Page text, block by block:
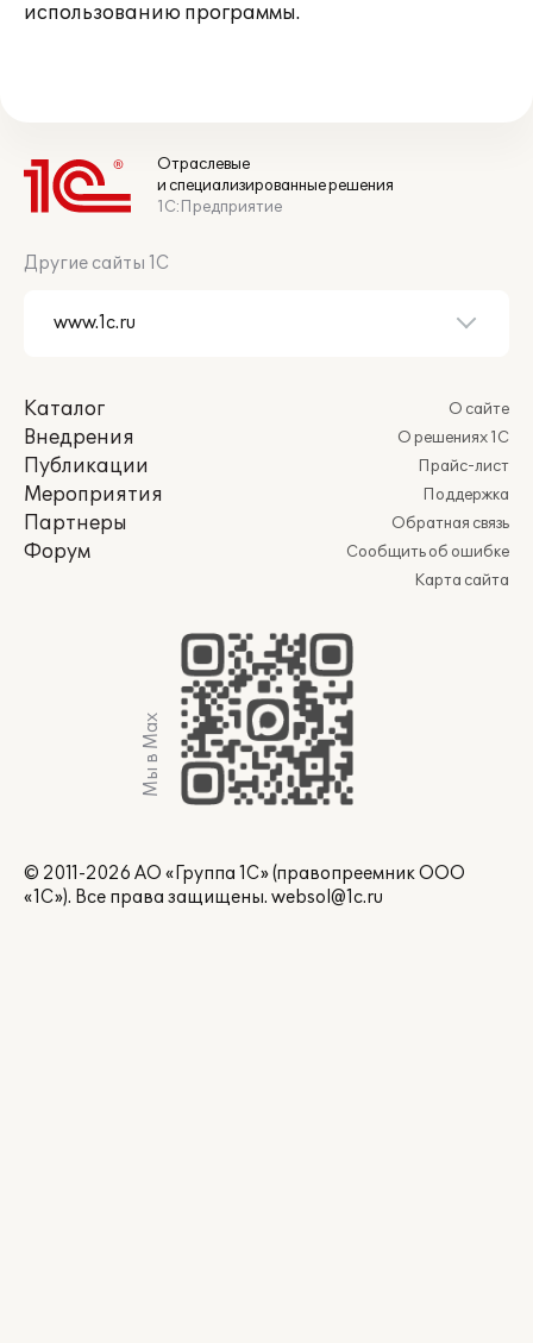
использованию программы.
Отраслевые
и специализированные решения
1С:Предприятие
Другие сайты 1С
Каталог
Внедрения
Публикации
Мероприятия
Партнеры
Форум
О сайте
О решениях 1С
Прайс-лист
Поддержка
Обратная связь
Сообщить об ошибке
Карта сайта
Мы в Max
© 2011-2026 АО «Группа 1С» (правопреемник ООО
«1С»). Все права защищены. websol@1c.ru